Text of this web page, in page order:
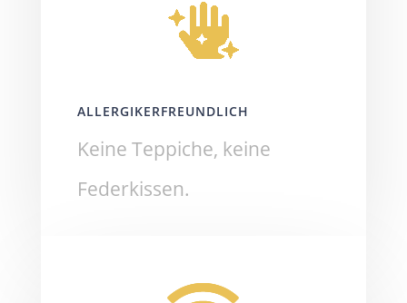
ALLERGIKERFREUNDLICH
Keine Teppiche, keine
Federkissen.